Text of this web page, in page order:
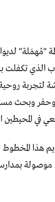
لمخطوطة
الذي تكفلت
لتجربة
وحفر وبحث
في المحيطين
هذا